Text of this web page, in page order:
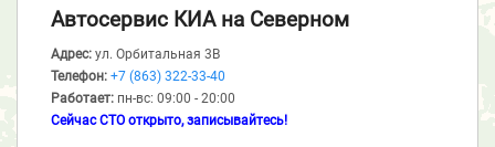
Автосервис КИА на Северном
Адрес: ул. Орбитальная 3В
Телефон: +7 (863) 322-33-40
Работает: пн-вс: 09:00 - 20:00
Сейчас СТО открыто, записывайтесь!